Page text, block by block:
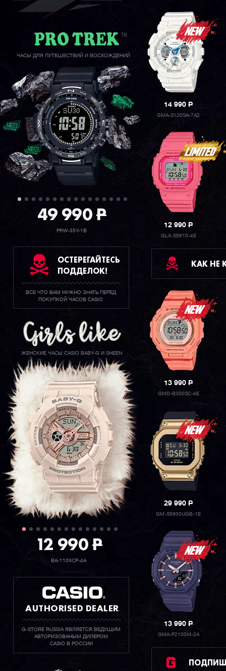
ЧАСЫ ДЛЯ ПУТЕШЕСТВИЙ И ВОСХОЖДЕНИЙ
49 990P
PRW-35Y-1B
ОСТЕРЕГАЙТЕСЬ
ПОДДЕЛОК!
ВСЕ ЧТО ВАМ НУЖНО ЗНАТЬ ПЕРЕД
ПОКУПКОЙ ЧАСОВ CASIO
ЖЕНСКИЕ ЧАСЫ CASIO BABY-G И SHEEN
12 990P
BA-110XCP-4A
AUTHORISED DEALER
G-STORE RUSSIA ЯВЛЯЕТСЯ ВЕДУЩИМ
АВТОРИЗОВАНЫМ ДИЛЕРОМ
CASIO В РОССИИ
14 990P
GMA-S120SA-7A2
12 990P
GLX-S5610-4E
КАК НЕ
13 990P
GMD-B300SC-4E
29 990P
GM-S5600UGB-1E
13 990P
GMA-P2100M-2A